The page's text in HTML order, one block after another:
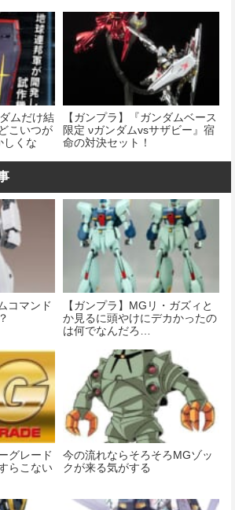
ムだけ結
こいつが
しくな
【ガンプラ】『ガンダムベース
限定 νガンダムvsサザビー』宿
命の対決セット！
コマンド
【ガンプラ】MGリ・ガズィと
か見るに頭やけにデカかったの
は何でなんだろ…
グレード
らこない
今の流れならそろそろMGゾッ
クが来る気がする